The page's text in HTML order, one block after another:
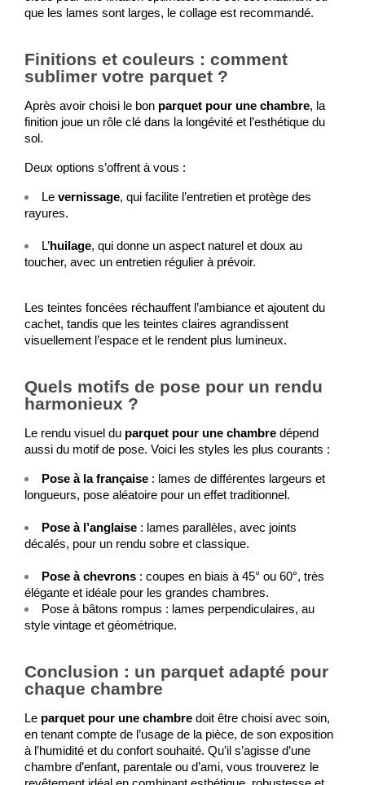
que les lames sont larges, le collage est recommandé.
Finitions et couleurs : comment
sublimer votre parquet ?
Après avoir choisi le bon parquet pour une chambre, la
finition joue un rôle clé dans la longévité et l’esthétique du
sol.
Deux options s’offrent à vous :
Le vernissage, qui facilite l’entretien et protège des
rayures.
L’huilage, qui donne un aspect naturel et doux au
toucher, avec un entretien régulier à prévoir.
Les teintes foncées réchauffent l’ambiance et ajoutent du
cachet, tandis que les teintes claires agrandissent
visuellement l’espace et le rendent plus lumineux.
Quels motifs de pose pour un rendu
harmonieux ?
Le rendu visuel du parquet pour une chambre dépend
aussi du motif de pose. Voici les styles les plus courants :
Pose à la française : lames de différentes largeurs et
longueurs, pose aléatoire pour un effet traditionnel.
Pose à l’anglaise : lames parallèles, avec joints
décalés, pour un rendu sobre et classique.
Pose à chevrons : coupes en biais à 45° ou 60°, très
élégante et idéale pour les grandes chambres.
Pose à bâtons rompus : lames perpendiculaires, au
style vintage et géométrique.
Conclusion : un parquet adapté pour
chaque chambre
Le parquet pour une chambre doit être choisi avec soin,
en tenant compte de l’usage de la pièce, de son exposition
à l’humidité et du confort souhaité. Qu’il s’agisse d’une
chambre d’enfant, parentale ou d’ami, vous trouverez le